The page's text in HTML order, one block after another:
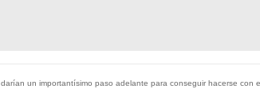
darían un importantísimo paso adelante para conseguir hacerse con